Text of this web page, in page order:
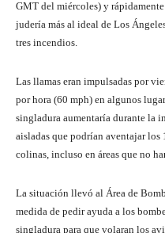
GMT del miércoles) y
judería más al ideal de Los
tres incendios.
Las llamas eran impulsadas por
por hora (60 mph) en algunos
singladura aumentaría durante la
aisladas que podrían aventajar
colinas, incluso en áreas que no
La situación llevó al Área de
medida de pedir ayuda a los
singladura para que volaran los